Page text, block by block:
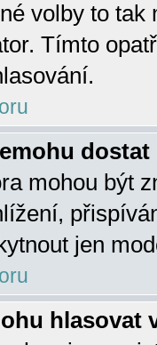
volby to tak
Tímto
mohou být
jen
hlasovat